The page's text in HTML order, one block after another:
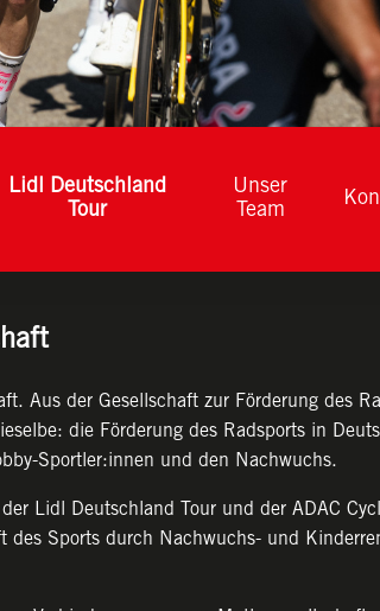
Lidl Deutschland
Tour
Unser
Team
Aus der Gesellschaft zur Förderung des
die Förderung des Radsports in
Sportler:innen und den Nachwuchs.
Lidl Deutschland Tour und der ADAC
des Sports durch Nachwuchs- und